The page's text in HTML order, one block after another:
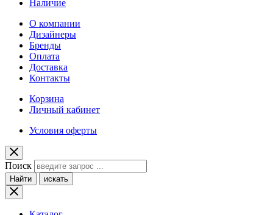
Наличие
О компании
Дизайнеры
Бренды
Оплата
Доставка
Контакты
Корзина
Личный кабинет
Условия оферты
Поиск
Найти искать